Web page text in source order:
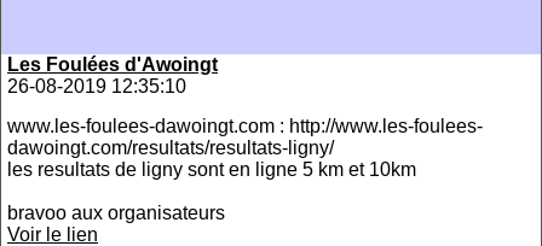
Les Foulées d'Awoingt
26-08-2019 12:35:10
www.les-foulees-dawoingt.com : http://www.les-foulees-
dawoingt.com/resultats/resultats-ligny/
les resultats de ligny sont en ligne 5 km et 10km
bravoo aux organisateurs
Voir le lien